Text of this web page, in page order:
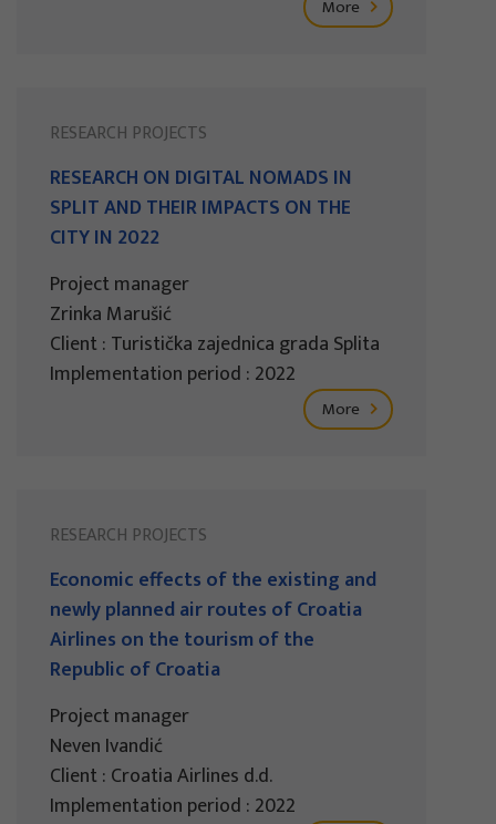
More
RESEARCH PROJECTS
RESEARCH ON DIGITAL NOMADS IN
SPLIT AND THEIR IMPACTS ON THE
CITY IN 2022
Project manager
Zrinka Marušić
Client : Turistička zajednica grada Splita
Implementation period : 2022
More
RESEARCH PROJECTS
Economic effects of the existing and
newly planned air routes of Croatia
Airlines on the tourism of the
Republic of Croatia
Project manager
Neven Ivandić
Client : Croatia Airlines d.d.
Implementation period : 2022